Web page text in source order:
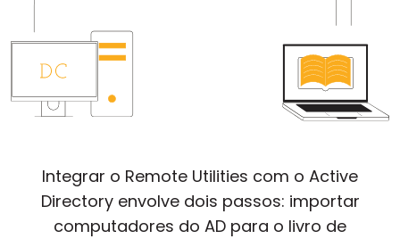
Integrar o Remote Utilities com o Active
Directory envolve dois passos: importar
computadores do AD para o livro de